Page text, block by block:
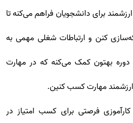
برای دانشجویان فراهم می‌کنه تا
کنن و ارتباطات شغلی مهمی به
دوره بهتون کمک می‌کنه که در مهارت
ارزشمند مهارت کسب کنین.
فرصتی برای کسب امتیاز در